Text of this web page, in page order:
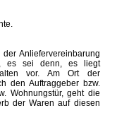
Anliefervereinbarung
es sei denn, es liegt
vor. Am Ort der
den Auftraggeber bzw.
Wohnungstür, geht die
der Waren auf diesen